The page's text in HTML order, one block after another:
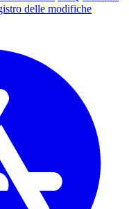
delle modifiche